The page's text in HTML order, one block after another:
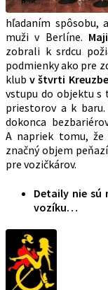
hľadaním spôsobu,
muži v Berlíne.
zobrali k srdcu
podmienky ako pre
klubv štvrti
vstupu do objektu s
priestorov a k
dokonca
A napriek tomu,
značný objem
pre vozičkárov.
Detaily nie sú
vozíku…